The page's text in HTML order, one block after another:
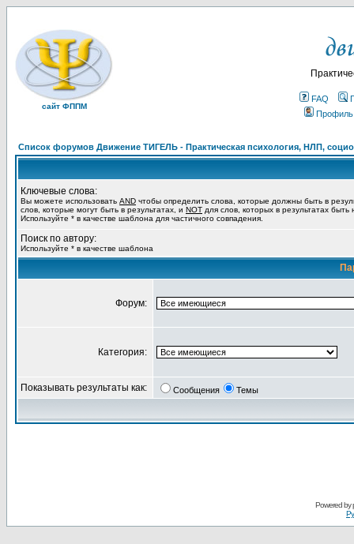
сайт ФППМ
FAQ
Профиль
Список форумов Движение ТИГЕЛЬ - Практическая психология, НЛП,
Ключевые слова:
Вы можете использовать AND чтобы определить слова, которые должны быть в
слов, которые могут быть в результатах, и NOT для слов, которых в результатах
Используйте * в качестве шаблона для частичного совпадения.
Поиск по автору:
Используйте * в качестве шаблона
Форум:
Категория:
Показывать результаты как: Сообщения Темы
Powered by